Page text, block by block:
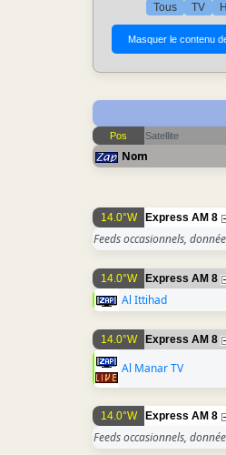
Tous TV
Pos Satellite
Nom
14.0°W Express AM 8
Feeds occasionnels,
14.0°W Express AM 8
Al Ittihad
14.0°W Express AM 8
Al Manar TV
14.0°W Express AM 8
Feeds occasionnels,